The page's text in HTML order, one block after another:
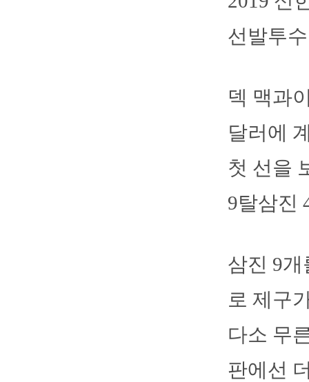
선발투
덱 맥과
달러에
첫 선을
9탈삼진
삼진 9
로 제구
다소 무
판에선